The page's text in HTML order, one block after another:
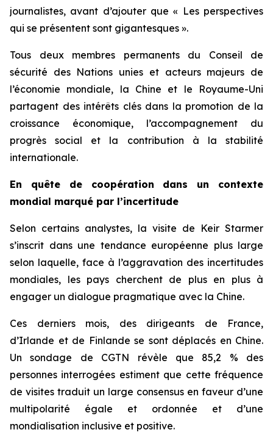
journalistes, avant d’ajouter que « Les perspectives
qui se présentent sont gigantesques ».
Tous deux membres permanents du Conseil de
sécurité des Nations unies et acteurs majeurs de
l’économie mondiale, la Chine et le Royaume-Uni
partagent des intérêts clés dans la promotion de la
croissance économique, l’accompagnement du
progrès social et la contribution à la stabilité
internationale.
En quête de coopération dans un contexte
mondial marqué par l’incertitude
Selon certains analystes, la visite de Keir Starmer
s’inscrit dans une tendance européenne plus large
selon laquelle, face à l’aggravation des incertitudes
mondiales, les pays cherchent de plus en plus à
engager un dialogue pragmatique avec la Chine.
Ces derniers mois, des dirigeants de France,
d’Irlande et de Finlande se sont déplacés en Chine.
Un sondage de CGTN révèle que 85,2 % des
personnes interrogées estiment que cette fréquence
de visites traduit un large consensus en faveur d’une
multipolarité égale et ordonnée et d’une
mondialisation inclusive et positive.